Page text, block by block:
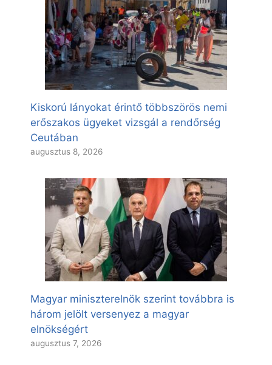
Kiskorú lányokat érintő többszörös nemi
erőszakos ügyeket vizsgál a rendőrség
Ceutában
augusztus 8, 2026
Magyar miniszterelnök szerint továbbra is
három jelölt versenyez a magyar
elnökségért
augusztus 7, 2026